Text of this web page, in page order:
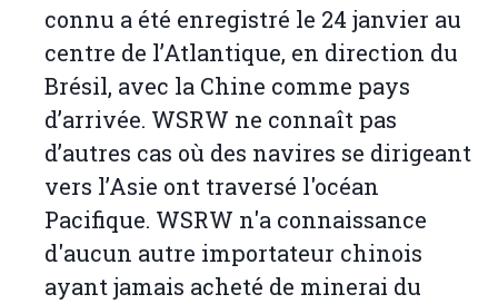
connu a été enregistré le 24 janvier au
centre de l’Atlantique, en direction du
Brésil, avec la Chine comme pays
d’arrivée. WSRW ne connaît pas
d’autres cas où des navires se dirigeant
vers l’Asie ont traversé l'océan
Pacifique. WSRW n'a connaissance
d'aucun autre importateur chinois
ayant jamais acheté de minerai du